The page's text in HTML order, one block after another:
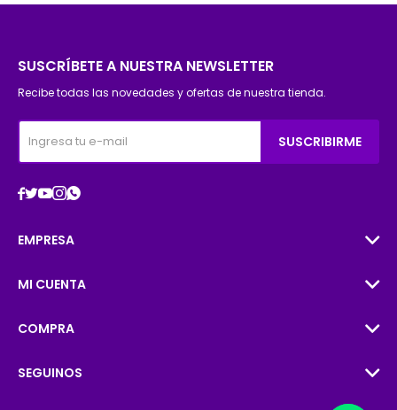
SUSCRÍBETE A NUESTRA NEWSLETTER
Recibe todas las novedades y ofertas de nuestra tienda.
SUSCRIBIRME

EMPRESA
MI CUENTA
COMPRA
SEGUINOS